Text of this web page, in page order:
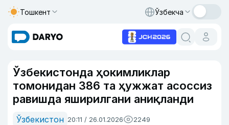
Тошкент Ўзбекча
Ўзбекистонда ҳокимликлар
томонидан 386 та ҳужжат асоссиз
равишда яширилгани аниқланди
Ўзбекистон 20:11 / 26.01.2026 2249